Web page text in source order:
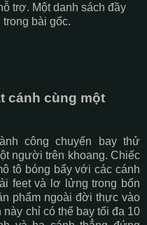
trợ. Một danh sách đầy
bài gốc.
cánh cùng một
công chuyến bay thử
người trên khoang. Chiếc
tô bóng bẩy với các cánh
feet và lơ lửng trong bốn
phẩm ngoài đời thực vào
chỉ có thể bay tối đa 10